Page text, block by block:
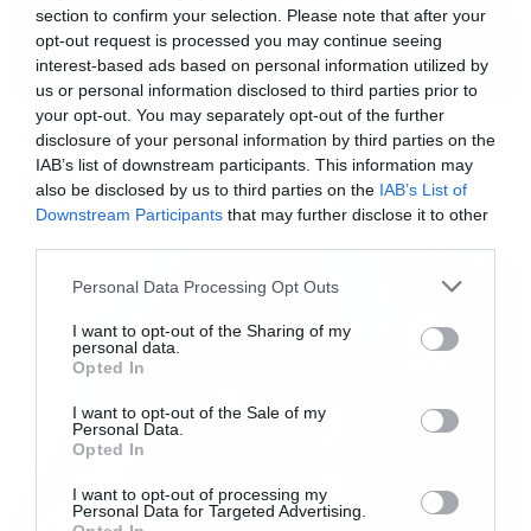
section to confirm your selection. Please note that after your
opt-out request is processed you may continue seeing
interest-based ads based on personal information utilized by
us or personal information disclosed to third parties prior to
your opt-out. You may separately opt-out of the further
disclosure of your personal information by third parties on the
IAB’s list of downstream participants. This information may
also be disclosed by us to third parties on the IAB’s List of
Downstream Participants that may further disclose it to other
Please note that this website/app uses one or more Google
not limited to your visit or usage behaviour. You may click to
grant or deny consent to Google and its third-party tags to
use your data for below specified purposes in below Google
consent section.
Personal Data Processing Opt Outs
I want to opt-out of the Sharing of my
personal data.
Opted In
I want to opt-out of the Sale of my
Personal Data.
Opted In
I want to opt-out of processing my
Personal Data for Targeted Advertising.
Τότε φυσικά δεν συνέβη τίποτα και θα πρέπει
να τονίσουμε ότι ο πλανήτης Χ που αναφέρει ο
David Meade ΔΕΝ ΥΠΑΡΧΕΙ.
Για καλό και για κακό πάντως αν έχετε
προγραμματίσει κάτι για εκείνη την ημέρα
ακυρώστε το μην μπαίνετε στον κόπο τζάμπα.
Το ROXX παρακολουθεί αυτό το σημαντικό
ζήτημα από πολύ κοντά και για οποιαδήποτε
εξέλιξη δεν θα ξεχάσουμε να σας
Music
Ο Glenn Hughes αποσύρθηκε
από τις ζωντανές εμφανίσεις